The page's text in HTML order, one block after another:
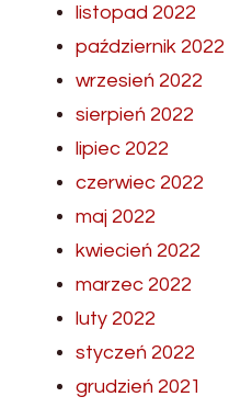
listopad 2022
październik 2022
wrzesień 2022
sierpień 2022
lipiec 2022
czerwiec 2022
maj 2022
kwiecień 2022
marzec 2022
luty 2022
styczeń 2022
grudzień 2021